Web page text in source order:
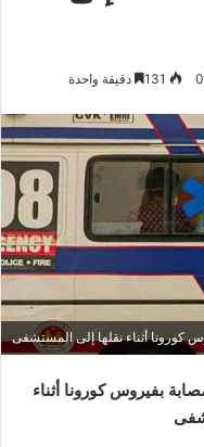
0 دقيقة واحدة
أثناء نقلها إلى المستشفى
بفيروس كورونا أثناء